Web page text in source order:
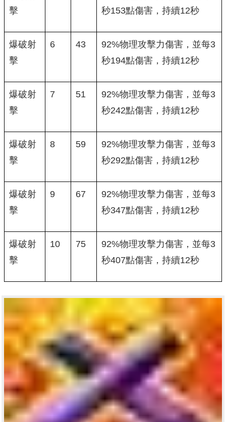
擊
秒153點傷害，持續12秒
爆破射
擊
6 43
92%物理攻擊力傷害，並每3
秒194點傷害，持續12秒
爆破射
擊
7 51
92%物理攻擊力傷害，並每3
秒242點傷害，持續12秒
爆破射
擊
8 59
92%物理攻擊力傷害，並每3
秒292點傷害，持續12秒
爆破射
擊
9 67
92%物理攻擊力傷害，並每3
秒347點傷害，持續12秒
爆破射
擊
10 75
92%物理攻擊力傷害，並每3
秒407點傷害，持續12秒